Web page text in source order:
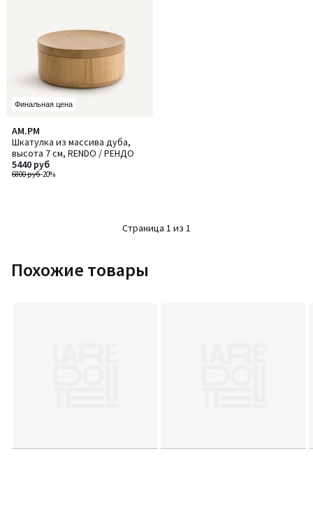
Финальная цена
AM.PM
Шкатулка из массива дуба,
высота 7 см, RENDO / РЕНДО
6800 руб-20%
5440 руб
Страница 1 из 1
Похожие товары